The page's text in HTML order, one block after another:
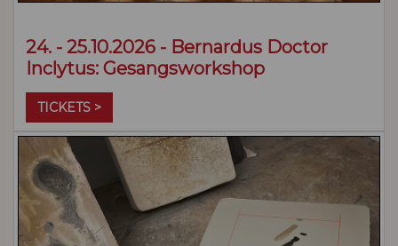
24. - 25.10.2026 - Bernardus Doctor
Inclytus: Gesangsworkshop
TICKETS >